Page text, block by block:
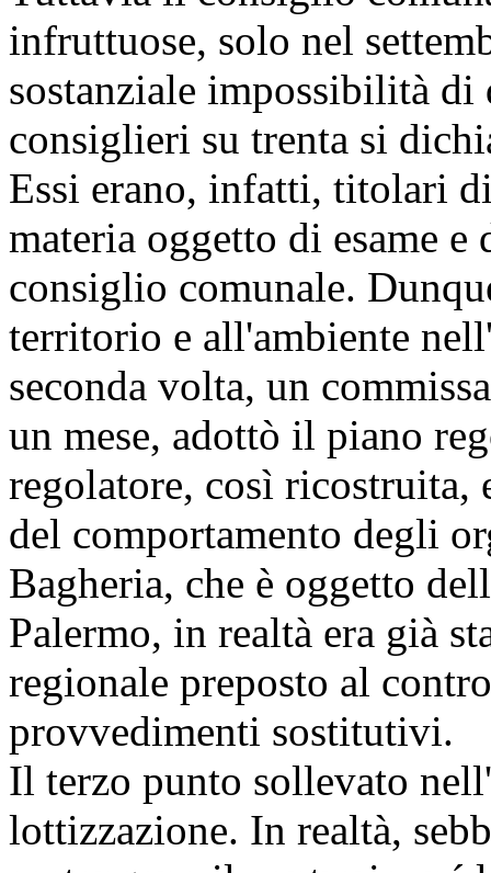
infruttuose, solo nel
sostanziale impossibilità
consiglieri su trenta si
Essi erano, infatti, titolari
materia oggetto di esame
consiglio comunale.
territorio e all'ambiente
seconda volta, un
un mese, adottò il piano
regolatore, così ricostruita,
del comportamento degli
Bagheria, che è oggetto
Palermo, in realtà era già
regionale preposto al
provvedimenti sostitutivi.
Il terzo punto sollevato
lottizzazione. In realtà,